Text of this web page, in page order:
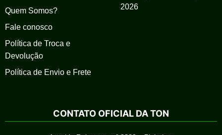
Quem Somos?
Fale conosco
Política de Troca e
Devolução
Política de Envio e Frete
2026
CONTATO OFICIAL DA TON